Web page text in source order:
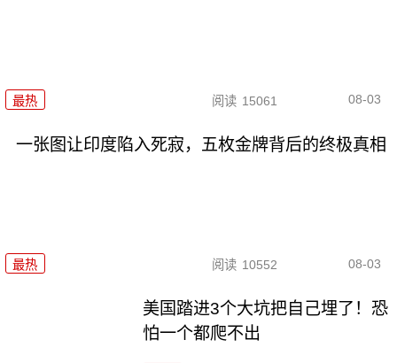
最热 阅读 15061 08-03
一张图让印度陷入死寂，五枚金牌背后的终极真相
最热 阅读 10552 08-03
美国踏进3个大坑把自己埋了！恐
怕一个都爬不出